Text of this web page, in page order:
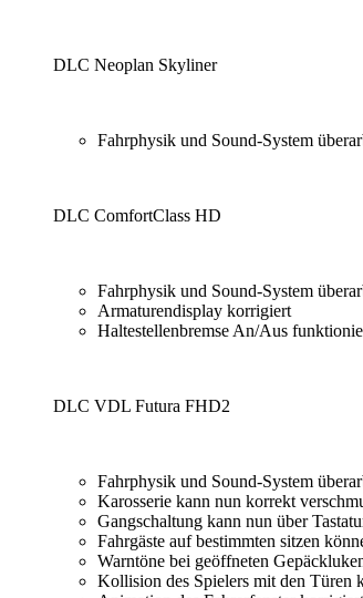
DLC Neoplan Skyliner
Fahrphysik und Sound-System
DLC ComfortClass HD
Fahrphysik und Sound-System
Armaturendisplay korrigiert
Haltestellenbremse An/Aus
DLC VDL Futura FHD2
Fahrphysik und Sound-System
Karosserie kann nun korrekt
Gangschaltung kann nun über
Fahrgäste auf bestimmten sitzen
Warntöne bei geöffneten
Kollision des Spielers mit den Türen